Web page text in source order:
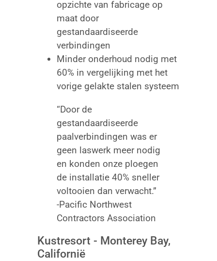
opzichte van fabricage op
maat door
gestandaardiseerde
verbindingen
Minder onderhoud nodig met
60% in vergelijking met het
vorige gelakte stalen systeem
“Door de
gestandaardiseerde
paalverbindingen was er
geen laswerk meer nodig
en konden onze ploegen
de installatie 40% sneller
voltooien dan verwacht.”
-Pacific Northwest
Contractors Association
Kustresort - Monterey Bay,
Californië